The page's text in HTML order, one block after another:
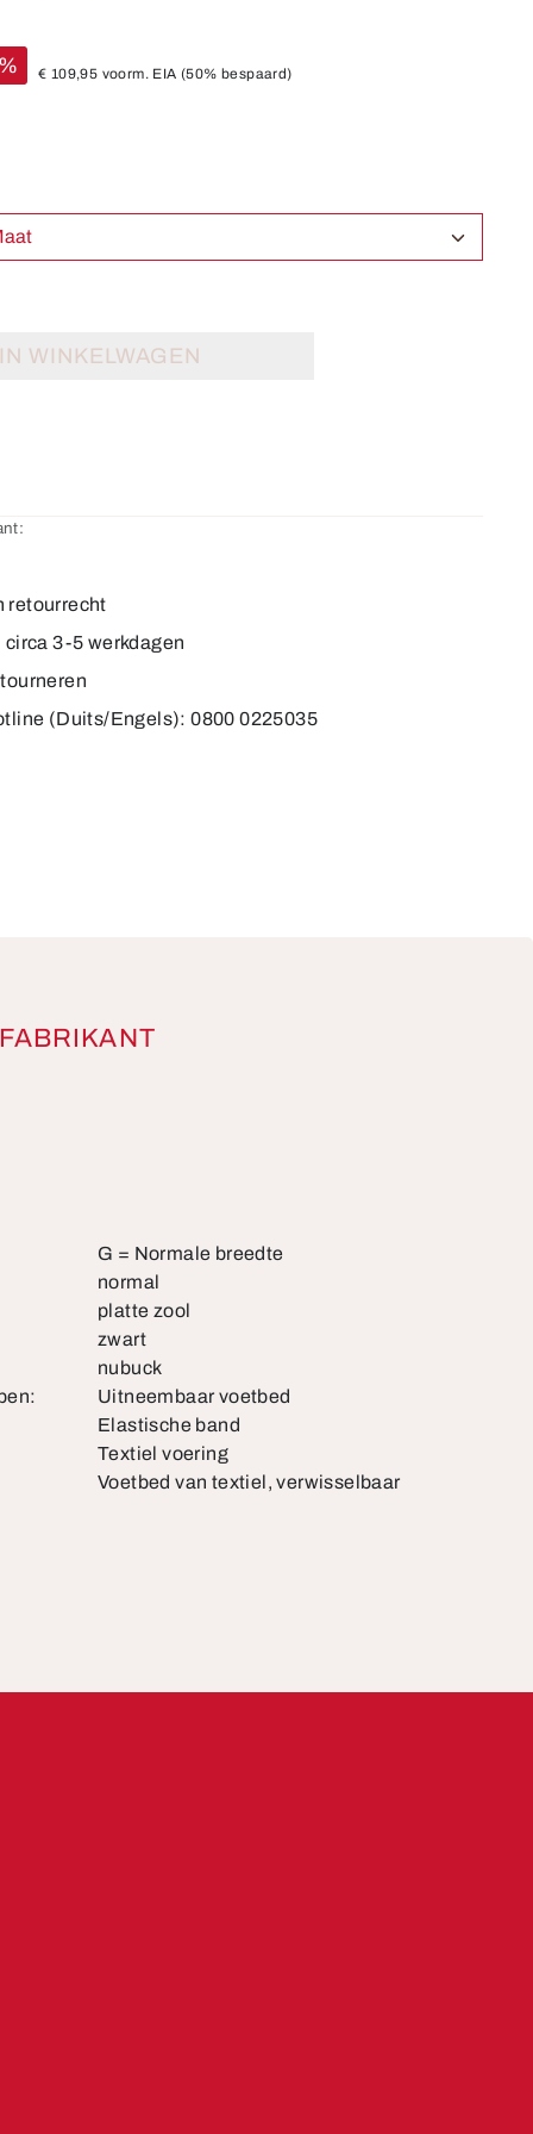
€ 109,95 voorm. EIA (50% bespaard)
Maat
IN WINKELWAGEN
retourrecht
3-5 werkdagen
(Duits/Engels): 0800 0225035
G = Normale breedte
normal
platte zool
zwart
nubuck
Uitneembaar voetbed
Elastische band
Textiel voering
Voetbed van textiel, verwisselbaar